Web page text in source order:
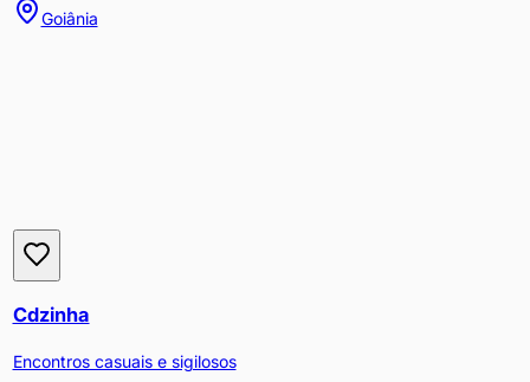
Goiânia
Cdzinha
Encontros casuais e sigilosos